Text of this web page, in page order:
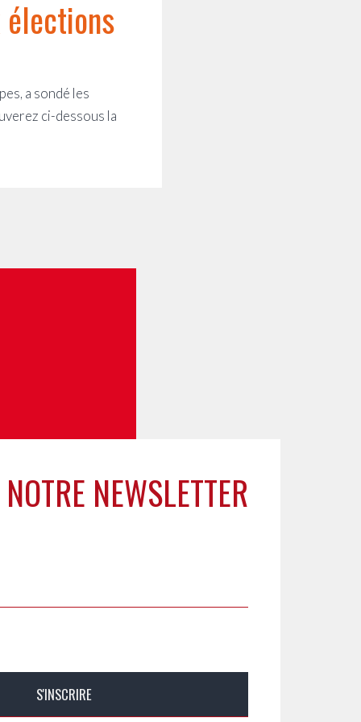
élections
a sondé les
ci-dessous la
NEWSLETTER